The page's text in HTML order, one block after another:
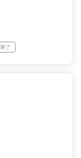
終了